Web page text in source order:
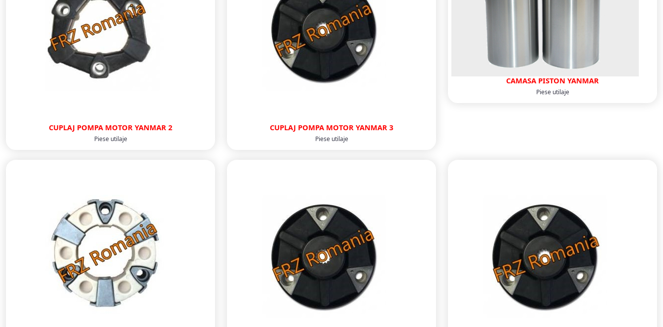
CUPLAJ POMPA MOTOR YANMAR 2
Piese utilaje
CUPLAJ POMPA MOTOR YANMAR 3
Piese utilaje
CAMASA PISTON YANMAR
Piese utilaje